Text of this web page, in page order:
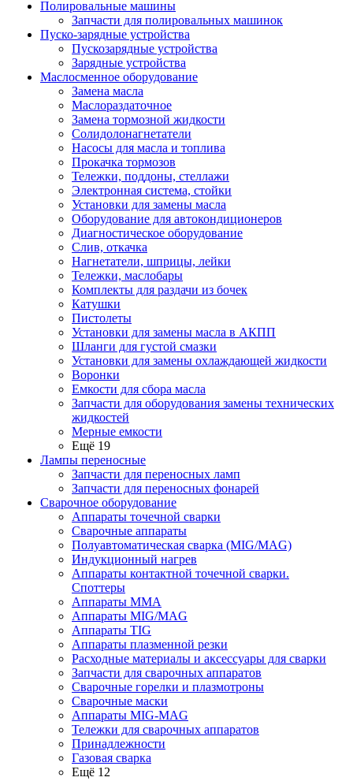
Полировальные машины
Запчасти для полировальных машинок
Пуско-зарядные устройства
Пускозарядные устройства
Зарядные устройства
Маслосменное оборудование
Замена масла
Маслораздаточное
Замена тормозной жидкости
Солидолонагнетатели
Насосы для масла и топлива
Прокачка тормозов
Тележки, поддоны, стеллажи
Электронная система, стойки
Установки для замены масла
Оборудование для автокондиционеров
Диагностическое оборудование
Слив, откачка
Нагнетатели, шприцы, лейки
Тележки, маслобары
Комплекты для раздачи из бочек
Катушки
Пистолеты
Установки для замены масла в АКПП
Шланги для густой смазки
Установки для замены охлаждающей жидкости
Воронки
Емкости для сбора масла
Запчасти для оборудования замены технических
жидкостей
Мерные емкости
Ещё 19
Лампы переносные
Запчасти для переносных ламп
Запчасти для переносных фонарей
Сварочное оборудование
Аппараты точечной сварки
Сварочные аппараты
Полуавтоматическая сварка (MIG/MAG)
Индукционный нагрев
Аппараты контактной точечной сварки.
Споттеры
Аппараты MMA
Аппараты MIG/MAG
Аппараты TIG
Аппараты плазменной резки
Расходные материалы и аксессуары для сварки
Запчасти для сварочных аппаратов
Сварочные горелки и плазмотроны
Сварочные маски
Аппараты MIG-MAG
Тележки для сварочных аппаратов
Принадлежности
Газовая сварка
Ещё 12